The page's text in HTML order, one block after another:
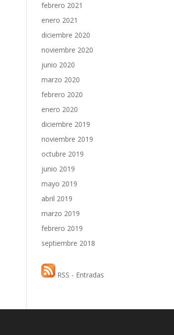
febrero 2021
enero 2021
diciembre 2020
noviembre 2020
junio 2020
marzo 2020
febrero 2020
enero 2020
diciembre 2019
noviembre 2019
octubre 2019
junio 2019
mayo 2019
abril 2019
marzo 2019
febrero 2019
septiembre 2018
RSS - Entradas